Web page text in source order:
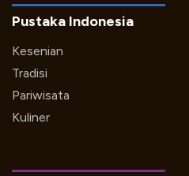
Pustaka Indonesia
Kesenian
Tradisi
Pariwisata
Kuliner